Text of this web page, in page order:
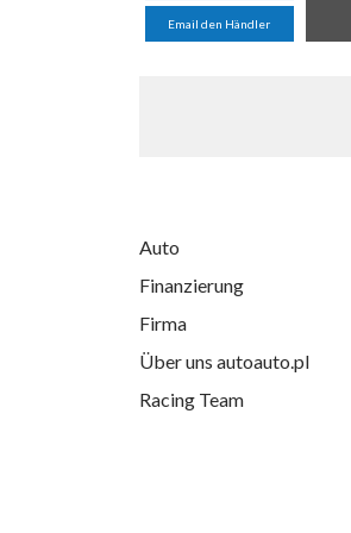
Email den Händler
Auto
Finanzierung
Firma
Über uns autoauto.pl
Racing Team